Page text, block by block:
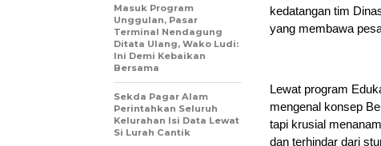
kedatangan tim
yang membawa
Lewat program
mengenal konsep
tapi krusial
dan terhindar dari
Masuk Program
Unggulan, Pasar
Terminal Nendagung
Ditata Ulang, Wako Ludi:
Ini Demi Kebaikan
Bersama
Sekda Pagar Alam
Perintahkan Seluruh
Kelurahan Isi Data Lewat
Si Lurah Cantik